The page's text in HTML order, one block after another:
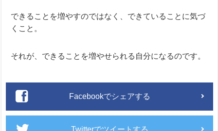
できることを増やすのではなく、できていることに気づ
くこと。
それが、できることを増やせられる自分になるのです。
Facebookでシェアする
Twitterでツイートする